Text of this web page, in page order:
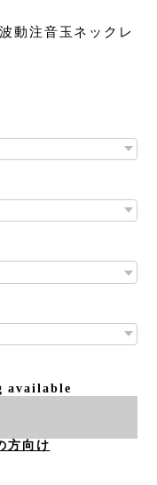
動注音玉ネックレ
available
方向け